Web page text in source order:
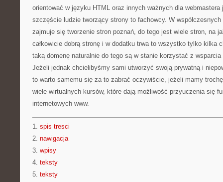
orientować w języku HTML oraz innych ważnych dla webmastera
szczęście ludzie tworzący strony to fachowcy. W
zajmuje się tworzenie stron poznań, do tego jest wiele stron, na
całkowicie dobrą stronę i w dodatku trwa to wszystko tylko kilka
taką domenę naturalnie do tego są w stanie korzystać z
Jeżeli jednak chcielibyśmy sami utworzyć swoją prywatną i
to warto samemu się za to zabrać oczywiście, jeżeli mamy
wiele wirtualnych kursów, które dają możliwość przyuczenia się
internetowych www.
1. spis tresci
2. nawigacja
3. wpisy
4. teksty
5. teksty